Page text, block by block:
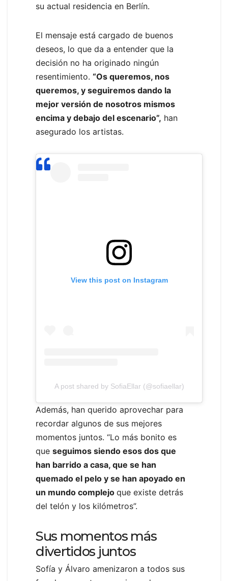
su actual residencia en Berlín.
El mensaje está cargado de buenos
deseos, lo que da a entender que la
decisión no ha originado ningún
resentimiento. “Os queremos, nos
queremos, y seguiremos dando la
mejor versión de nosotros mismos
encima y debajo del escenario”, han
asegurado los artistas.
View this post on Instagram
A post shared by SofiaEllar (@sofiaellar)
Además, han querido aprovechar para
recordar algunos de sus mejores
momentos juntos. “Lo más bonito es
que seguimos siendo esos dos que
han barrido a casa, que se han
quemado el pelo y se han apoyado en
un mundo complejo que existe detrás
del telón y los kilómetros”.
Sus momentos más
divertidos juntos
Sofía y Álvaro amenizaron a todos sus